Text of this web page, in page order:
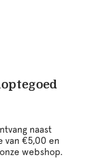
naast
van €5,00 en
webshop.